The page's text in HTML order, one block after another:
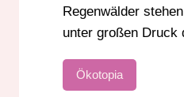
Regenwälder
unter großen
Ökotopia